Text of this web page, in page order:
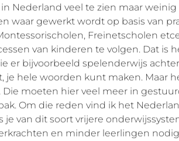
in Nederland veel te zien maar
waar gewerkt wordt op basis van
Freinetscholen
van kinderen te volgen. Dat is
er bijvoorbeeld spelenderwijs
je hele woorden kunt maken. Maar
Die moeten hier veel meer in
Om die reden vind ik het
je van dit soort vrijere
en minder leerlingen